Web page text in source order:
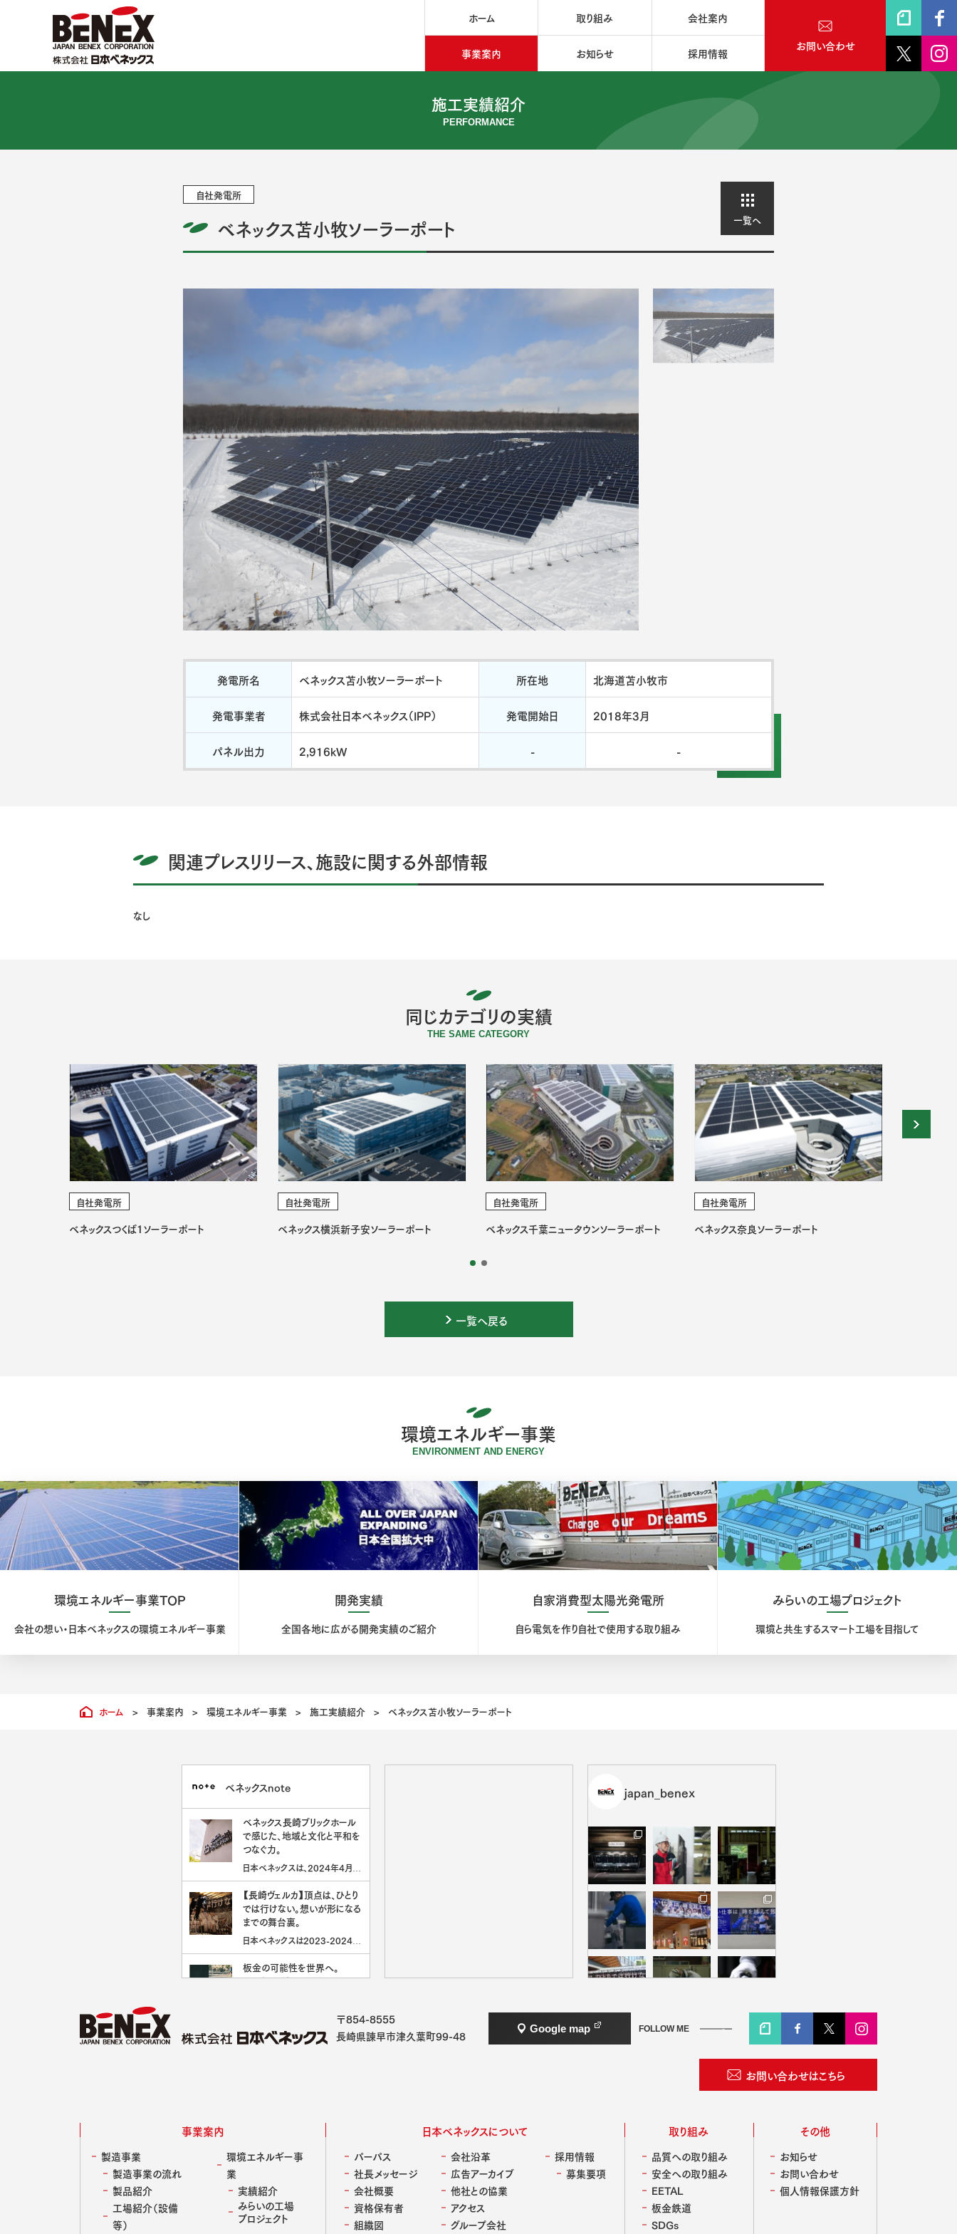
ホーム 取り組み 会社案内
事業案内 お知らせ 採用情報
お問い合わせ
施工実績紹介
PERFORMANCE
自社発電所
ベネックス苫小牧ソーラーポート
発電所名 ベネックス苫小牧ソーラーポート 所在地 北海道苫小牧市
発電事業者 株式会社日本ベネックス（IPP） 発電開始日 2018年3月
パネル出力 2,916kW - -
一覧へ
関連プレスリリース、施設に関する外部情報
なし
同じカテゴリの実績
THE SAME CATEGORY
自社発電所
ベネックスつくば1ソーラーポート
自社発電所
ベネックス横浜新子安ソーラーポート
自社発電所
ベネックス千葉ニュータウンソーラーポート
自社発電所
ベネックス奈良ソーラーポート
一覧へ戻る
環境エネルギー事業
ENVIRONMENT AND ENERGY
環境エネルギー事業TOP
会社の想い・日本ベネックスの環境エネルギー事業
開発実績
全国各地に広がる開発実績のご紹介
自家消費型太陽光発電所
自ら電気を作り自社で使用する取り組み
みらいの工場プロジェクト
環境と共生するスマート工場を目指して
ホーム > 事業案内 > 環境エネルギー事業 > 施工実績紹介 > ベネックス苫小牧ソーラーポート
ベネックスnote
ベネックス長崎ブリックホール
で感じた、地域と文化と平和を
つなぐ力。
日本ベネックスは、2024年4月よ
り長崎市の文化施設『長崎ブリッ
クホール』のネーミングライツを
取得し、「ベネックス長崎ブ[･･･]
【長崎ヴェルカ】頂点は、ひとり
では行けない。想いが形になる
までの舞台裏。
日本ベネックスは2023-2024シ
ーズンより、プロバスケットボール
チーム 長崎ヴェルカのオフィシャ
ルパートナーを務めて[･･･]
板金の可能性を世界へ。
EETAL が3daysofdesignで
日本ベネックスが取り組む、“板金
の新しい可能性を追求する“コラ
ボレーションプロジェクト
面談は『お茶会』から。先輩社
日本ベネックスには、新入社員
れるアイデンティティと、物語が
日本ベネックスは、長崎に拠点を
置く企業として、オール長崎ロケ
で制作された横尾初喜監督の最
新作『いろは』に協賛しています。
[･･･]
映画『いろは』が映すもの。横尾
監督に訊く、自己肯定感と長崎
代表作『おいしくて泣くとき』など
japan_benex
〒854-8555
長崎県諫早市津久葉町99-48
Google map FOLLOW ME
お問い合わせはこちら
事業案内
製造事業
製造事業の流れ
製品紹介
工場紹介（設備
等）
環境エネルギー事
業
実績紹介
みらいの工場
プロジェクト
日本ベネックスについて
パーパス
社長メッセージ
会社概要
資格保有者
組織図
会社沿革
広告アーカイブ
他社との協業
アクセス
グループ会社
採用情報
募集要項
取り組み
品質への取り組み
安全への取り組み
EETAL
板金鉄道
SDGs
その他
お知らせ
お問い合わせ
個人情報保護方針